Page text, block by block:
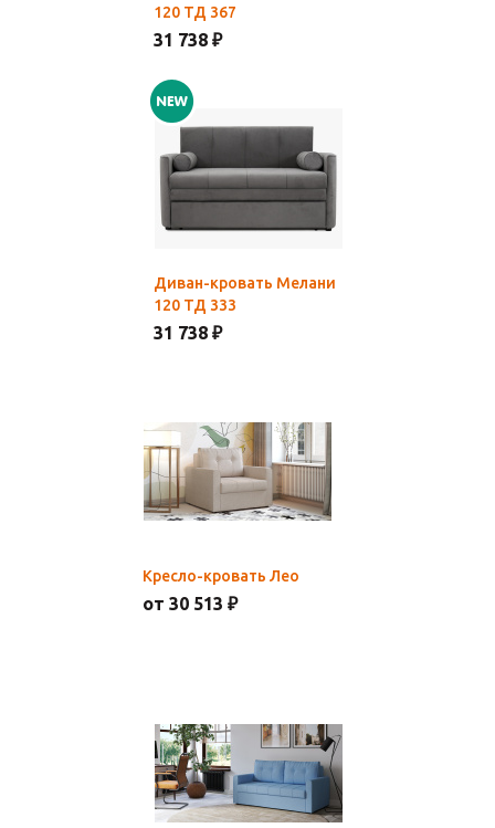
120 ТД 367
31 738 ₽
Диван-кровать Мелани
120 ТД 333
31 738 ₽
Кресло-кровать Лео
от 30 513 ₽